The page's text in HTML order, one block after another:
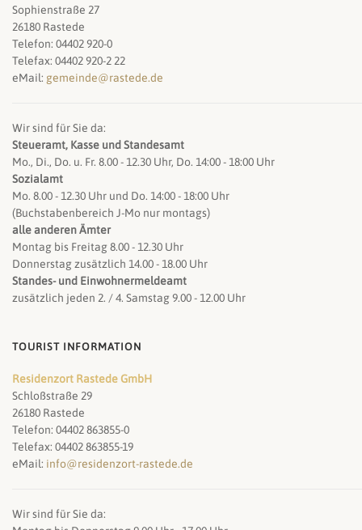
Sophienstraße 27
26180 Rastede
Telefon: 04402 920-0
Telefax: 04402 920-2 22
eMail: gemeinde@rastede.de
Wir sind für Sie da:
Steueramt, Kasse und Standesamt
Mo., Di., Do. u. Fr. 8.00 - 12.30 Uhr, Do. 14:00 - 18:00 Uhr
Sozialamt
Mo. 8.00 - 12.30 Uhr und Do. 14:00 - 18:00 Uhr
(Buchstabenbereich J-Mo nur montags)
alle anderen Ämter
Montag bis Freitag 8.00 - 12.30 Uhr
Donnerstag zusätzlich 14.00 - 18.00 Uhr
Standes- und Einwohnermeldeamt
zusätzlich jeden 2. / 4. Samstag 9.00 - 12.00 Uhr
TOURIST INFORMATION
Residenzort Rastede GmbH
Schloßstraße 29
26180 Rastede
Telefon: 04402 863855-0
Telefax: 04402 863855-19
eMail: info@residenzort-rastede.de
Wir sind für Sie da: